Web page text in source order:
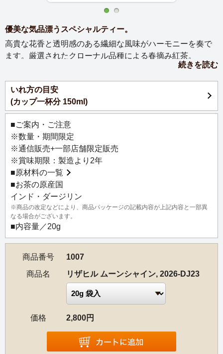
優美な気品漂うスペシャルティー。
高貴な花香と透明感のある繊細な風味がハーモニーを奏で
ます。厳選されたクローナル品種による春摘み紅茶。
【お茶の説明】
クローナル種から作られるお茶を得意としている、リザヒ
ル茶園のスペシャルティーの春摘み紅茶です。
スペシャルティーの魅力である、香り立ちの素晴らしさ、
渋みがほぼ無くなめらかで甘い味わいを存分にお楽しみい
ただけます。透明感のある軽やかで優しい甘み、楚々とし
た花香が、優美な余韻を残します。
【茶園情報】
オーガニック茶園として有名なリシーハット茶園の姉妹茶
園であるリザヒル茶園は、1870年に設立されたダージリン
でも歴史ある茶園の一つです。
標高400～1,500mのところに位置し、約150ヘクタールの広
リシーハット茶園では約90％が中国種であるのに対し、リ
ザヒル茶園はクローナル種を主としています。リザヒル茶
園の年間生産量は65～70トンで、その約25%が高品質のク
ローナル種です。
続きを読む
いれ方の目安
(カップ一杯分 150ml)
■ご案内・ご注意
※数量・期間限定
※通信販売+一部店舗限定販売
※賞味期限：製造より2年
■原材料の一覧
■お茶の原産国
インド・ダージリン
※商品の改定などにより、商品パッケージの記載内容が上記内容と一部異
なる場合がございます。
■内容量／20g
商品番号
1007
商品名
リザヒル ムーンシャイン, 2026-DJ23
価格 2,800円